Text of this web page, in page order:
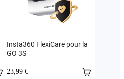
Insta360 FlexiCare pour la
GO 3S
23,99 €